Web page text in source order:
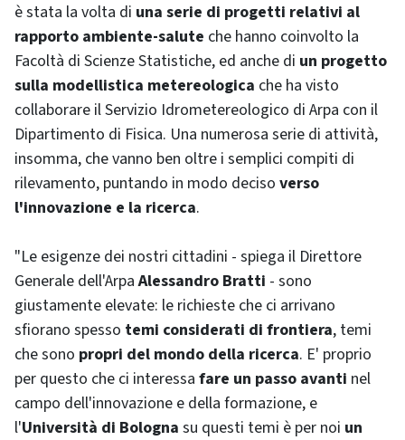
è stata la volta di una serie di progetti relativi al
rapporto ambiente-salute che hanno coinvolto la
Facoltà di Scienze Statistiche, ed anche di un progetto
sulla modellistica metereologica che ha visto
collaborare il Servizio Idrometereologico di Arpa con il
Dipartimento di Fisica. Una numerosa serie di attività,
insomma, che vanno ben oltre i semplici compiti di
rilevamento, puntando in modo deciso verso
l'innovazione e la ricerca.
"Le esigenze dei nostri cittadini - spiega il Direttore
Generale dell'ArpaAlessandro Bratti - sono
giustamente elevate: le richieste che ci arrivano
sfiorano spesso temi considerati di frontiera, temi
che sono propri del mondo della ricerca. E' proprio
per questo che ci interessa fare un passo avanti nel
campo dell'innovazione e della formazione, e
l'Università di Bologna su questi temi è per noi un